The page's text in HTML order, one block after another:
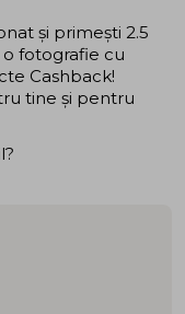
și primești 2.5
o fotografie cu
Cashback!
tine și pentru